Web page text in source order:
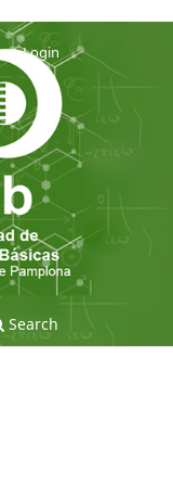
Search
Login